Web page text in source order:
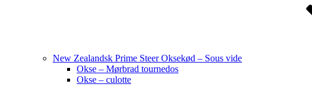
New Zealandsk Prime Steer Oksekød – Sous vide
Okse – Mørbrad tournedos
Okse – culotte